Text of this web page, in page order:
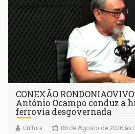
CONEXÃO
Antônio Ocampo conduz a
ferrovia desgovernada
Cultura 08 de Agosto de 2026 às